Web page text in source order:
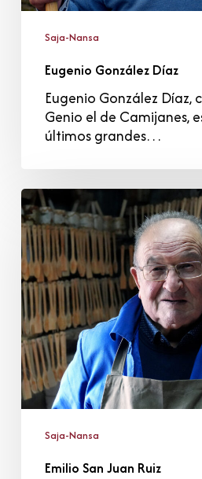
Saja-Nansa
Eugenio González Díaz
Eugenio González
Genio el de Camijanes,
últimos grandes…
Emilio
San
Juan
Ruiz
Saja-Nansa
Emilio San Juan Ruiz